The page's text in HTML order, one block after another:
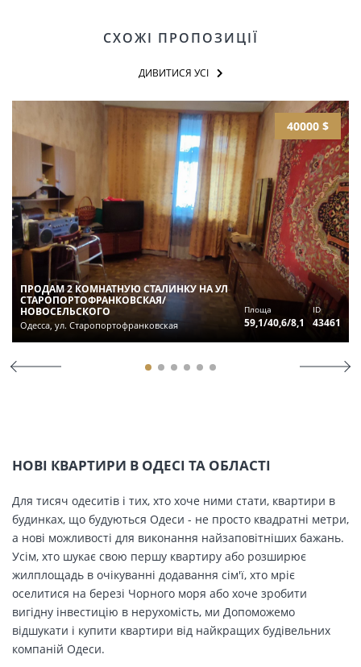
СХОЖІ ПРОПОЗИЦІЇ
ДИВИТИСЯ УСІ
40000 $
ПРОДАМ 2 КОМНАТНУЮ СТАЛИНКУ НА УЛ
СТАРОПОРТОФРАНКОВСКАЯ/
НОВОСЕЛЬСКОГО
Одесса, ул. Старопортофранковская
Площа
59,1/40,6/8,1
ID
43461
НОВІ КВАРТИРИ В ОДЕСІ ТА ОБЛАСТІ
Для тисяч одеситів і тих, хто хоче ними стати, квартири в
будинках, що будуються Одеси - не просто квадратні метри,
а нові можливості для виконання найзаповітніших бажань.
Усім, хто шукає свою першу квартиру або розширює
жилплощадь в очікуванні додавання сім'ї, хто мріє
оселитися на березі Чорного моря або хоче зробити
вигідну інвестицію в нерухомість, ми Допоможемо
відшукати і купити квартири від найкращих будівельних
компаній Одеси.